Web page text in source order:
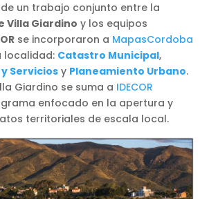
un trabajo conjunto entre la
Villa Giardino y los equipos
se incorporaron a MapasCordoba
localidad: Catastro Municipal,
Servicios y Planeamiento Urbano.
Giardino se suma a IDECOR
enfocado en la apertura y
territoriales de escala local.